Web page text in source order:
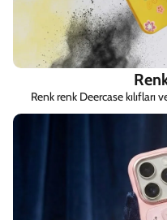
Renk renk Deercase kılıfları